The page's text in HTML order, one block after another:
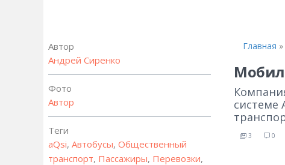
Автор
Андрей Сиренко
Фото
Автор
Теги
aQsi, Автобусы, Общественный
транспорт, Пассажиры, Перевозки,
Главная »
системе
3 0